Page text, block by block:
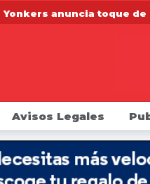
Yonkers anuncia toque
por listeria
se resiste a arresto
que choferes revisen si
regresa por su sillón
Avisos Legales